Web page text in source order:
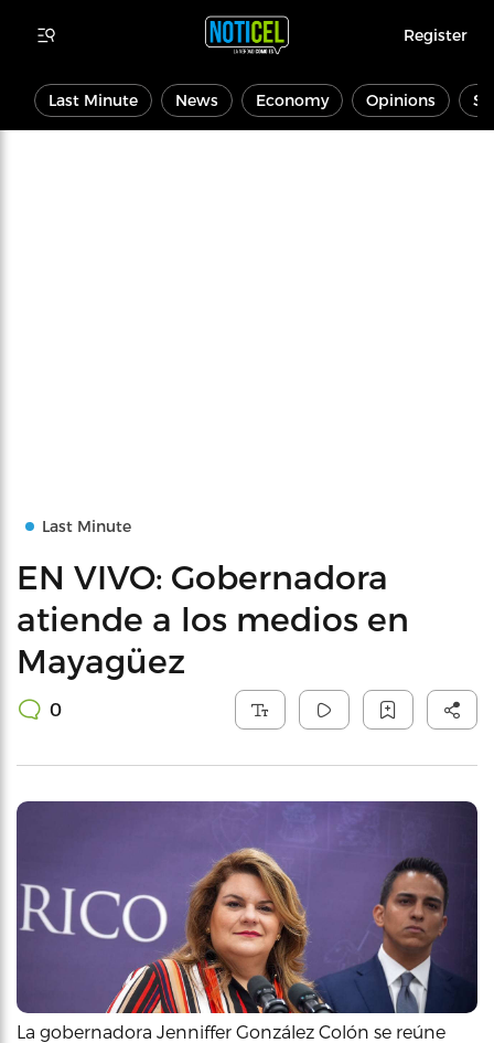
Register
Last Minute News Economy Opinions
Last Minute
EN VIVO: Gobernadora
atiende a los medios en
Mayagüez
0
La gobernadora Jenniffer González Colón se reúne